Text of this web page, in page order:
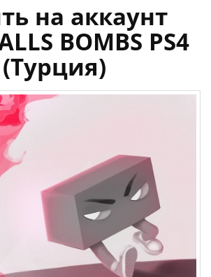
на аккаунт
BOMBS PS4
(Турция)